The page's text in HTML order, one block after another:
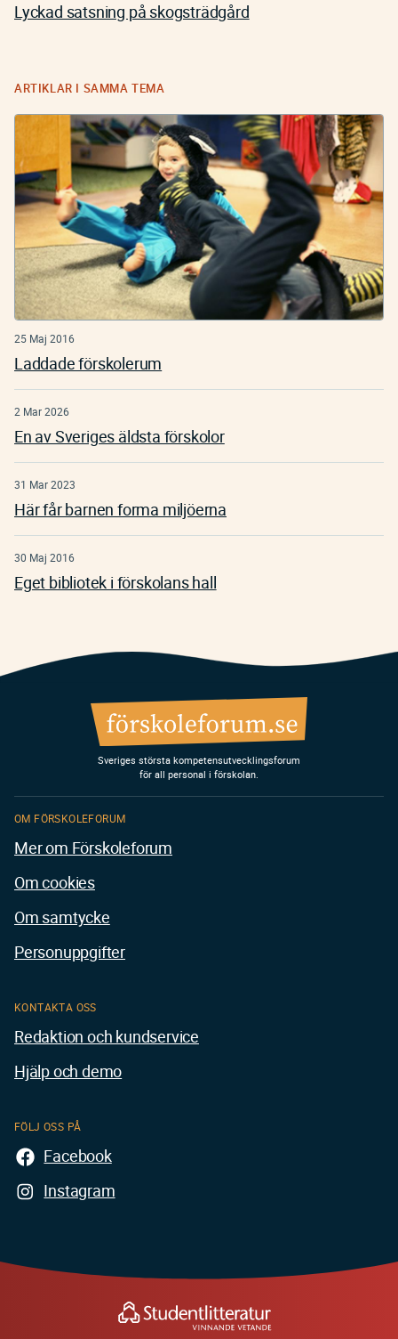
Lyckad satsning på skogsträdgård
ARTIKLAR I SAMMA TEMA
25 Maj 2016
Laddade förskolerum
2 Mar 2026
En av Sveriges äldsta förskolor
31 Mar 2023
Här får barnen forma miljöerna
30 Maj 2016
Eget bibliotek i förskolans hall
Sveriges största kompetensutvecklingsforum
för all personal i förskolan.
KONTAKTA OSS
Redaktion och kundservice
Hjälp och demo
FÖLJ OSS PÅ
Facebook
Instagram
OM FÖRSKOLEFORUM
Mer om Förskoleforum
Om cookies
Om samtycke
Personuppgifter